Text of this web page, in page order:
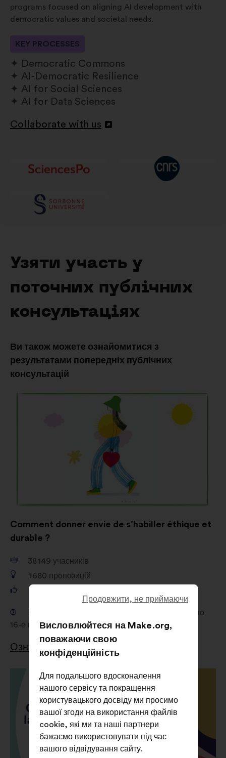
programs focused on aligning AI development with
democratic values and societal needs.
KEY PROCESSES
Democratic Commons
AI-Democratic Resilience
AI for Social Sciences
AI for Data Sciences
Collaborate with us
Відкрити
вкладці
Узяти участь у
поточних публічних
консультаціях
Ви також можете ознайомитися з
результатами попередніх публічних
консультацій
Comment donner envie de s’habiller éthique et
durable ?
38 149 учасників
1 680 пропозицій
Публічна консультація з 19-е лютого 2026 р. по
16-е квітня 2026 р.
Ознайомитися з результатами
Продовжити, не приймаючи
Висловлюйтеся на Make.org,
поважаючи свою
конфіденційність
Для подальшого вдосконалення
нашого сервісу та покращення
користувацького досвіду ми просимо
вашої згоди на використання файлів
cookie, які ми та наші партнери
бажаємо використовувати під час
вашого відвідування сайту.